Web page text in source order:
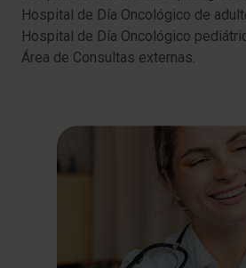
Hospital de Día Oncológico de
Hospital de Día Oncológico
Área de Consultas externas.